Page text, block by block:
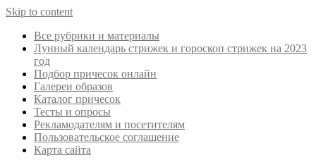
Skip to content
Все рубрики и материалы
Лунный календарь стрижек и гороскоп стрижек на 2023
год
Подбор причесок онлайн
Галереи образов
Каталог причесок
Тесты и опросы
Рекламодателям и посетителям
Пользовательское соглашение
Карта сайта